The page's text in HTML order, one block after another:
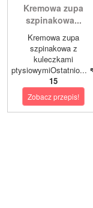
Kremowa zupa
szpinakowa...
Kremowa zupa
szpinakowa z
kuleczkami
ptysiowymiOstatnio...
15
Zobacz przepis!